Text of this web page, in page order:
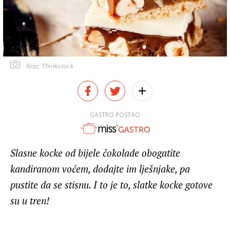
foto: Thinkstock
GASTRO POSTAO
Slasne kocke od bijele čokolade obogatite
kandiranom voćem, dodajte im lješnjake, pa
pustite da se stisnu. I to je to, slatke kocke gotove
su u tren!